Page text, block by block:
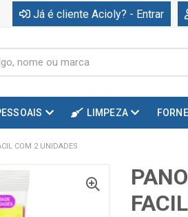
Já é cliente Acioly? - Entrar
LIMPEZA
COM 2 UNIDADES